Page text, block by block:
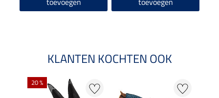
KLANTEN KOCHTEN OOK
20 %